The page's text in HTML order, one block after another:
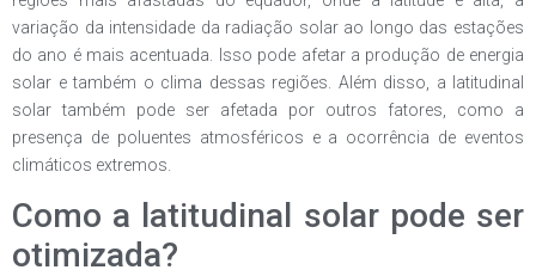
variação da intensidade da radiação solar ao longo das estações
do ano é mais acentuada. Isso pode afetar a produção de energia
solar e também o clima dessas regiões. Além disso, a latitudinal
solar também pode ser afetada por outros fatores, como a
presença de poluentes atmosféricos e a ocorrência de eventos
climáticos extremos.
Como a latitudinal solar pode ser
otimizada?